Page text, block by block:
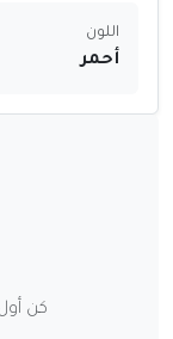
اللون
أحمر
كن